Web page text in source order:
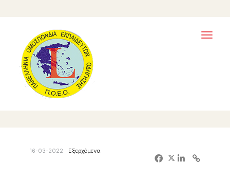
16-03-2022 Εξερχόμενα